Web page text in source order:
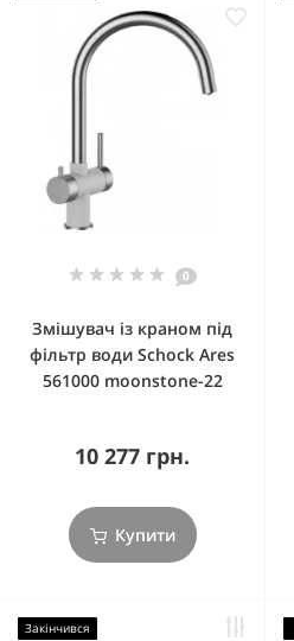
0
Змішувач із краном під
фільтр води Schock Ares
561000 moonstone-22
10 277 грн.
Купити
Закінчився